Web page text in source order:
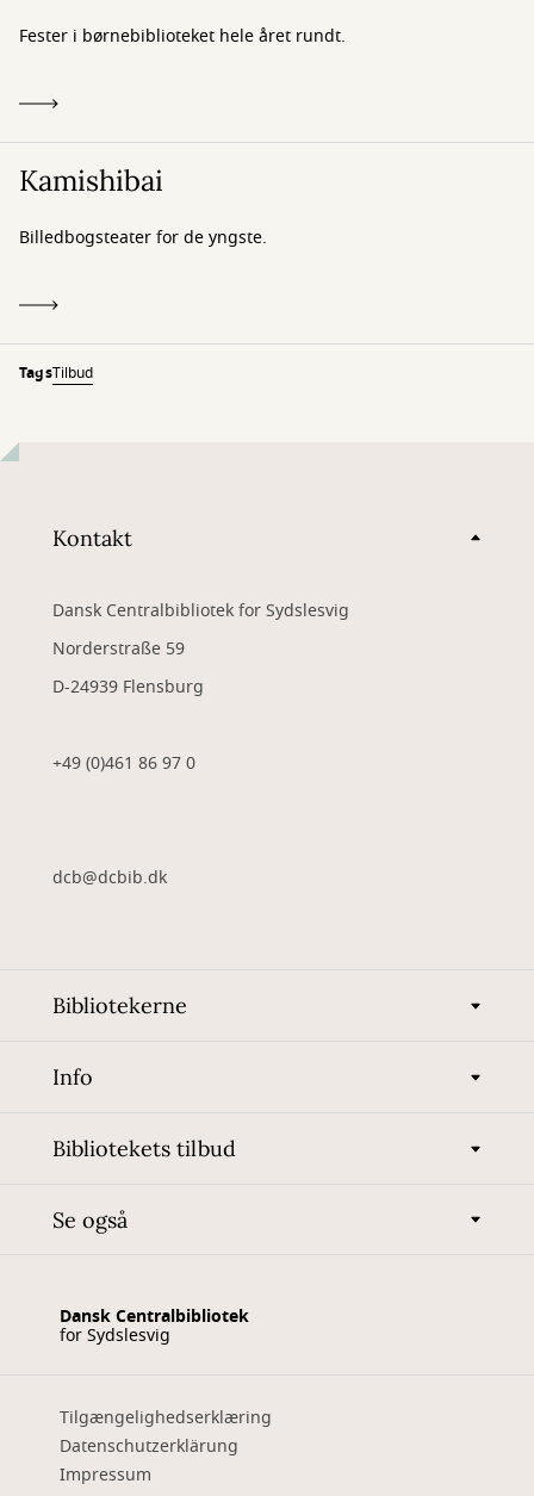
Fester i børnebiblioteket hele året rundt.
Kamishibai
Billedbogsteater for de yngste.
TagsTilbud
Kontakt
Dansk Centralbibliotek for Sydslesvig
Norderstraße 59
D-24939 Flensburg
+49 (0)461 86 97 0
dcb@dcbib.dk
Bibliotekerne
Info
Bibliotekets tilbud
Se også
Dansk Centralbibliotek
for Sydslesvig
Tilgængelighedserklæring
Datenschutzerklärung
Impressum